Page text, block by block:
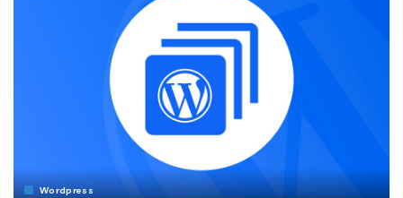
Wordpress